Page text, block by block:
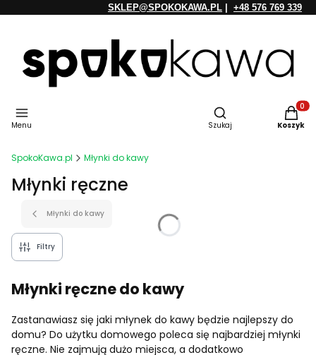
SKLEP@SPOKOKAWA.PL +48 576 769 339
Menu
Otwórz wyszukiwarkę
Szukaj Koszyk
SpokoKawa.pl Młynki do kawy
Młynki ręczne
Młynki do kawy
Filtry
Młynki ręczne do kawy
Zastanawiasz się jaki młynek do kawy będzie najlepszy do
domu? Do użytku domowego poleca się najbardziej młynki
ręczne. Nie zajmują dużo miejsca, a dodatkowo